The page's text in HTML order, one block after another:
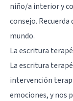
niño/a interior y
consejo.
mundo.
La escritura
La escritura
intervención
emociones, y nos